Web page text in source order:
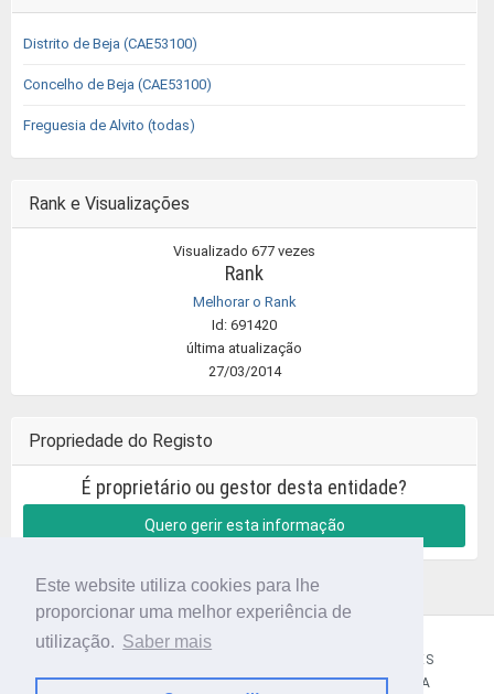
Este website utiliza cookies para lhe
proporcionar uma melhor experiência de
utilização. Saber mais
Distrito de Beja (CAE53100)
Concelho de Beja (CAE53100)
Freguesia de Alvito (todas)
Rank e Visualizações
Visualizado 677 vezes
Rank
Melhorar o Rank
Id: 691420
última atualização
27/03/2014
Propriedade do Registo
É proprietário ou gestor desta entidade?
Quero gerir esta informação
TERMOS E CONDIÇÕES
POLÍTICA DE PRIVACIDADE
CONTACTOS AJUDA